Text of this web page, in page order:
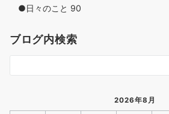
●日々のこと 90
ブログ内検索
2026年8月